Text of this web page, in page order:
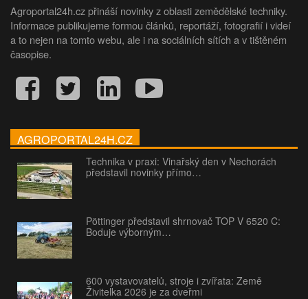
Agroportal24h.cz přináší novinky z oblasti zemědělské techniky.
Informace publikujeme formou článků, reportáží, fotografií i videí
a to nejen na tomto webu, ale i na sociálních sítích a v tištěném
časopise.
AGROPORTAL24H.CZ
Technika v praxi: Vinařský den v Nechorách
představil novinky přímo…
Pöttinger představil shrnovač TOP V 6520 C:
Boduje výborným…
600 vystavovatelů, stroje i zvířata: Země
Živitelka 2026 je za dveřmi